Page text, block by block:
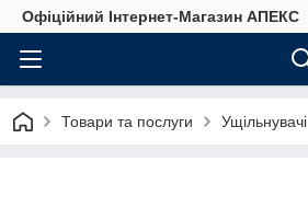
Офіційний Інтернет-Магазин АПЕКС
Товари та послуги Ущільнувачі